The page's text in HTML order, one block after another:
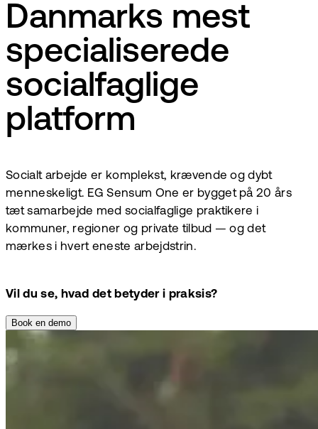
Danmarks mest
specialiserede
socialfaglige
platform
Socialt arbejde er komplekst, krævende og dybt
menneskeligt. EG Sensum One er bygget på 20 års
tæt samarbejde med socialfaglige praktikere i
kommuner, regioner og private tilbud — og det
mærkes i hvert eneste arbejdstrin.
Vil du se, hvad det betyder i praksis?
Book en demo